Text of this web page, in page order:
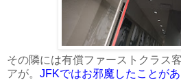
その隣には有償ファーストクラス
アが。 JFKではお邪魔したことがあ